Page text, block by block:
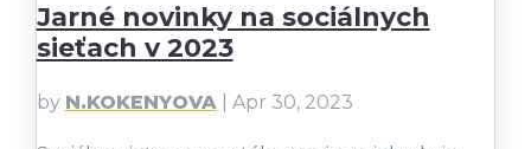
Jarné novinky na sociálnych
sieťach v 2023
by N.KOKENYOVA Apr 30, 2023